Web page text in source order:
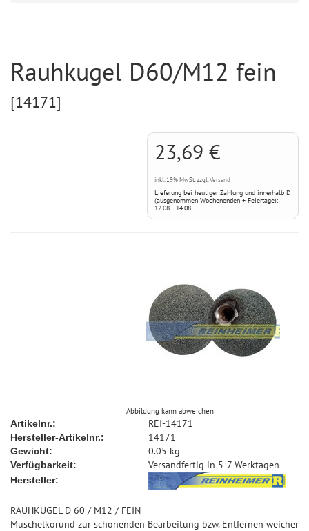
Rauhkugel D60/M12 fein
[14171]
23,69 €
inkl. 19% MwSt. zzgl. Versand
Lieferung bei heutiger Zahlung und innerhalb D
(ausgenommen Wochenenden + Feiertage):
12.08. - 14.08.
Abbildung kann abweichen
Artikelnr.: REI-14171
Hersteller-Artikelnr.: 14171
Gewicht: 0.05 kg
Verfügbarkeit: Versandfertig in 5-7 Werktagen
Hersteller:
RAUHKUGEL D 60 / M12 / FEIN
Muschelkorund zur schonenden Bearbeitung bzw. Entfernen weicher